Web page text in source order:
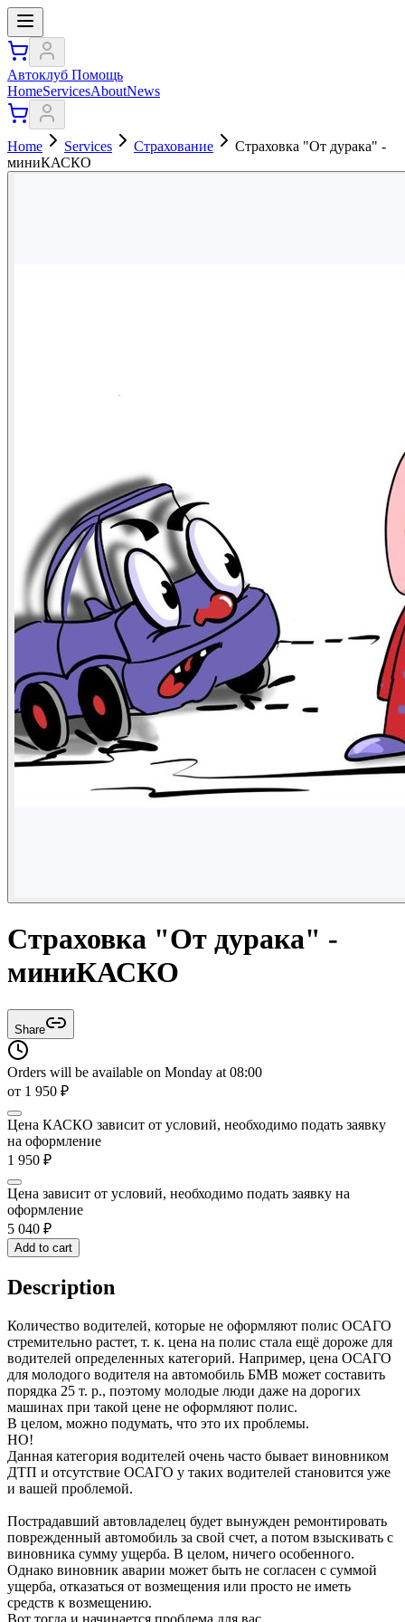
Автоклуб Помощь
HomeServicesAboutNews
Home Services Страхование
Страховка "От дурака" -
миниКАСКО
Страховка "От дурака" -
миниКАСКО
Share
Orders will be available on Monday at 08:00
от 1 950 ₽
Цена КАСКО зависит от условий, необходимо подать заявку
на оформление
1 950 ₽
Цена зависит от условий, необходимо подать заявку на
оформление
5 040 ₽
Add to cart
Description
Количество водителей, которые не оформляют полис ОСАГО
стремительно растет, т. к. цена на полис стала ещё дороже для
водителей определенных категорий. Например, цена ОСАГО
для молодого водителя на автомобиль БМВ может составить
порядка 25 т. р., поэтому молодые люди даже на дорогих
машинах при такой цене не оформляют полис.
В целом, можно подумать, что это их проблемы.
НО!
Данная категория водителей очень часто бывает виновником
ДТП и отсутствие ОСАГО у таких водителей становится уже
и вашей проблемой.
Пострадавший автовладелец будет вынужден ремонтировать
поврежденный автомобиль за свой счет, а потом взыскивать с
виновника сумму ущерба. В целом, ничего особенного.
Однако виновник аварии может быть не согласен с суммой
ущерба, отказаться от возмещения или просто не иметь
средств к возмещению.
Вот тогда и начинается проблема для вас.